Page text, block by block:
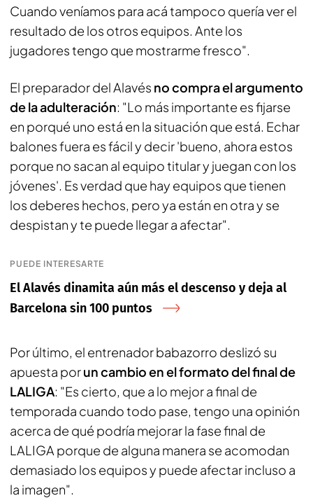
Cuando veníamos para acá tampoco quería ver el
resultado de los otros equipos. Ante los
jugadores tengo que mostrarme fresco".
El preparador del Alavés no compra el argumento
de la adulteración: "Lo más importante es fijarse
en porqué uno está en la situación que está. Echar
balones fuera es fácil y decir 'bueno, ahora estos
porque no sacan al equipo titular y juegan con los
jóvenes'. Es verdad que hay equipos que tienen
los deberes hechos, pero ya están en otra y se
despistan y te puede llegar a afectar".
PUEDE INTERESARTE
El Alavés dinamita aún más el descenso y deja al
Barcelona sin 100 puntos
Por último, el entrenador babazorro deslizó su
apuesta porun cambio en el formato del final de
LALIGA: "Es cierto, que a lo mejor a final de
temporada cuando todo pase, tengo una opinión
acerca de qué podría mejorar la fase final de
LALIGA porque de alguna manera se acomodan
demasiado los equipos y puede afectar incluso a
la imagen".